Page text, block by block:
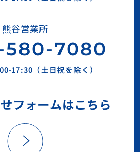
熊谷営業所
7080
17:30（土日祝を除く）
フォームはこちら